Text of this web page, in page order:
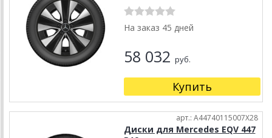
На заказ 45 дней
58 032 руб.
Купить
арт.: A44740115007X28
Диски для Mercedes EQV 447